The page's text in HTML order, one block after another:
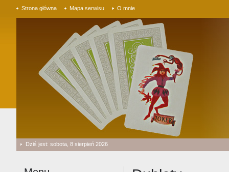
Strona główna Mapa serwisu O mnie
Dziś jest: sobota, 8 sierpień 2026